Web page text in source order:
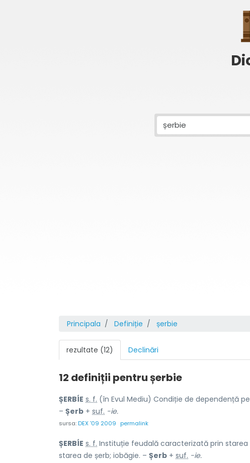
Principala Definiție șerbie
rezultate (12) Declinări
12 definiții pentrușerbie
ȘERBÍE s. f. (în Evul Mediu) Condiție de dependență
– Șerb + suf. -ie.
sursa:DEX '09 2009 permalink
ȘERBÍE s. f. Instituție feudală caracterizată prin
starea de șerb; iobăgie. – Șerb + suf. -ie.